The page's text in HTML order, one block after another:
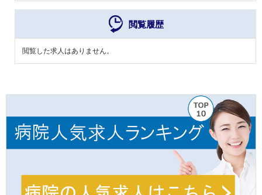
閲覧履歴
閲覧した求人はありません。